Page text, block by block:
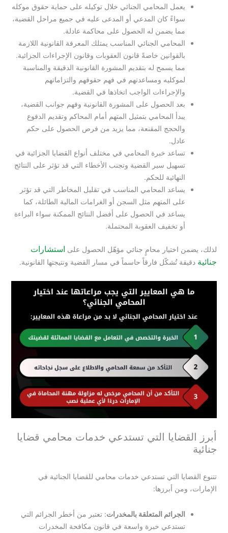
يعمل المحامي الجنائي خلال توكيله على حماية حقوق موكله
سواءً كان المدعي أو المدعى عليه في جميع مراحل القضية،
مما يضمن له الحصول على محاكمة عادلة.
المحامي الجنائي المناسب يمتلك المعرفة القانونية اللازمة
بالقوانين خاصةً قانون العقوبات وقانون الإجراءات الجزائية.
مما يسمح له بتقديم المشورة القانونية الدقيقة والمناسبة
لموكليه ومساعدتهم في فهم حقوقهم والتزاماتهم
والإجراءات الواجب اتخاذها في القضية.
بعد الحصول على المشورة القانونية وفهم جوانب القضية،
يبدأ المحامي بتمثيل المتهم أمام المحاكم وتقديم الدفوع
والحجج المقنعة، مما يزيد من فرص الحصول على حكم
عادل.
تساعد خبرة المحامي في مختلف أنواع القضايا الجزائية في
تسهيل سير القضية وتجنب الأخطاء التي قد تؤثر على النتائج
النهائية للحكم.
يساعد المحامي المناسب في تقليل المخاطر التي قد تؤثر
على المتهم مثل السجن أو الغرامات المالية الطائلة، كما
يساعد في الحصول على أفضل النتائج الممكنة سواء البراءة
أو تخفيف العقوبة المحتملة.
لذلك، يضمن اختيار محامٍ جنائي مؤهّل الحصول على استشارات
جنائية دقيقة تُشكّل فارقاً حاسماً في مسار القضية ونتيجتها القانونية.
أبرز القضايا التي تستدعي خدمات محامي قضايا
جنائية
تتنوع القضايا التي تستدعي خدمات محامي للقضايا الجنائية في
الإمارات، ومن أبرزها:
الجرائم المتعلقة بالمخدرات: تعتبر من أخطر الجرائم التي
تستدعي خبرة واسعة في قانون مكافحة المخدرات